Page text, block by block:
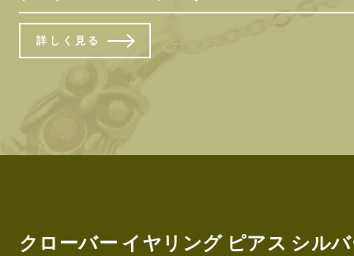
詳しく見る
クローバー イヤリング ピアス シルバ